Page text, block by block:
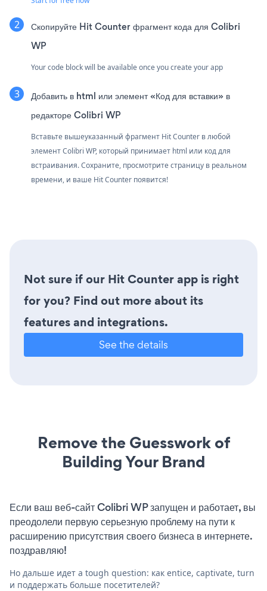
Скопируйте Hit Counter фрагмент кода для Colibri
WP
Your code block will be available once you create your app
Добавить в html или элемент «Код для вставки» в
редакторе Colibri WP
Вставьте вышеуказанный фрагмент Hit Counter в любой
элемент Colibri WP, который принимает html или код для
встраивания. Сохраните, просмотрите страницу в реальном
времени, и ваше Hit Counter появится!
Not sure if our Hit Counter app is right
for you? Find out more about its
features and integrations.
See the details
Remove the Guesswork of
Building Your Brand
Если ваш веб-сайт Colibri WP запущен и работает, вы
преодолели первую серьезную проблему на пути к
расширению присутствия своего бизнеса в интернете.
поздравляю!
Но дальше идет a tough question: как entice, captivate, turn
и поддержать больше посетителей?